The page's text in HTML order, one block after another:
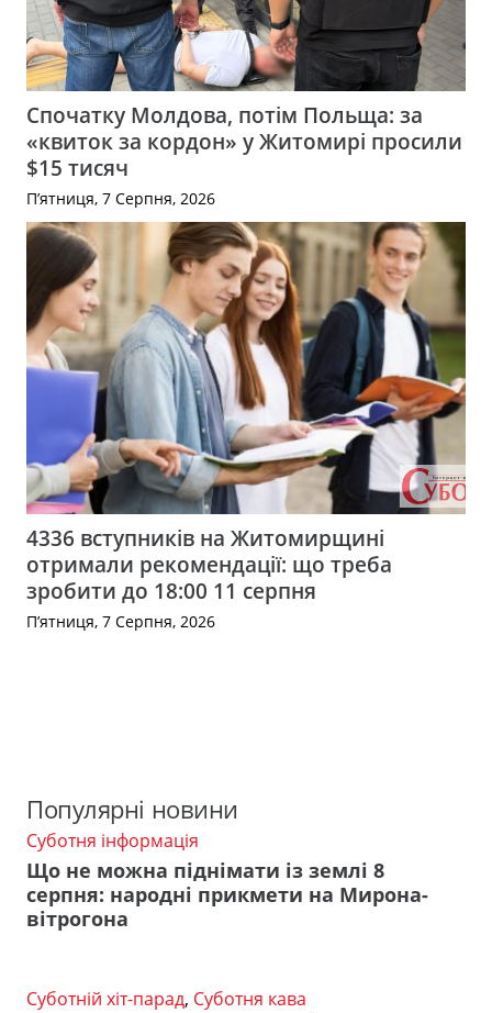
Спочатку Молдова, потім Польща: за
«квиток за кордон» у Житомирі просили
$15 тисяч
П’ятниця, 7 Серпня, 2026
4336 вступників на Житомирщині
отримали рекомендації: що треба
зробити до 18:00 11 серпня
П’ятниця, 7 Серпня, 2026
Популярні новини
Суботня інформація
Що не можна піднімати із землі 8
серпня: народні прикмети на Мирона-
вітрогона
Суботній хіт-парад, Суботня кава